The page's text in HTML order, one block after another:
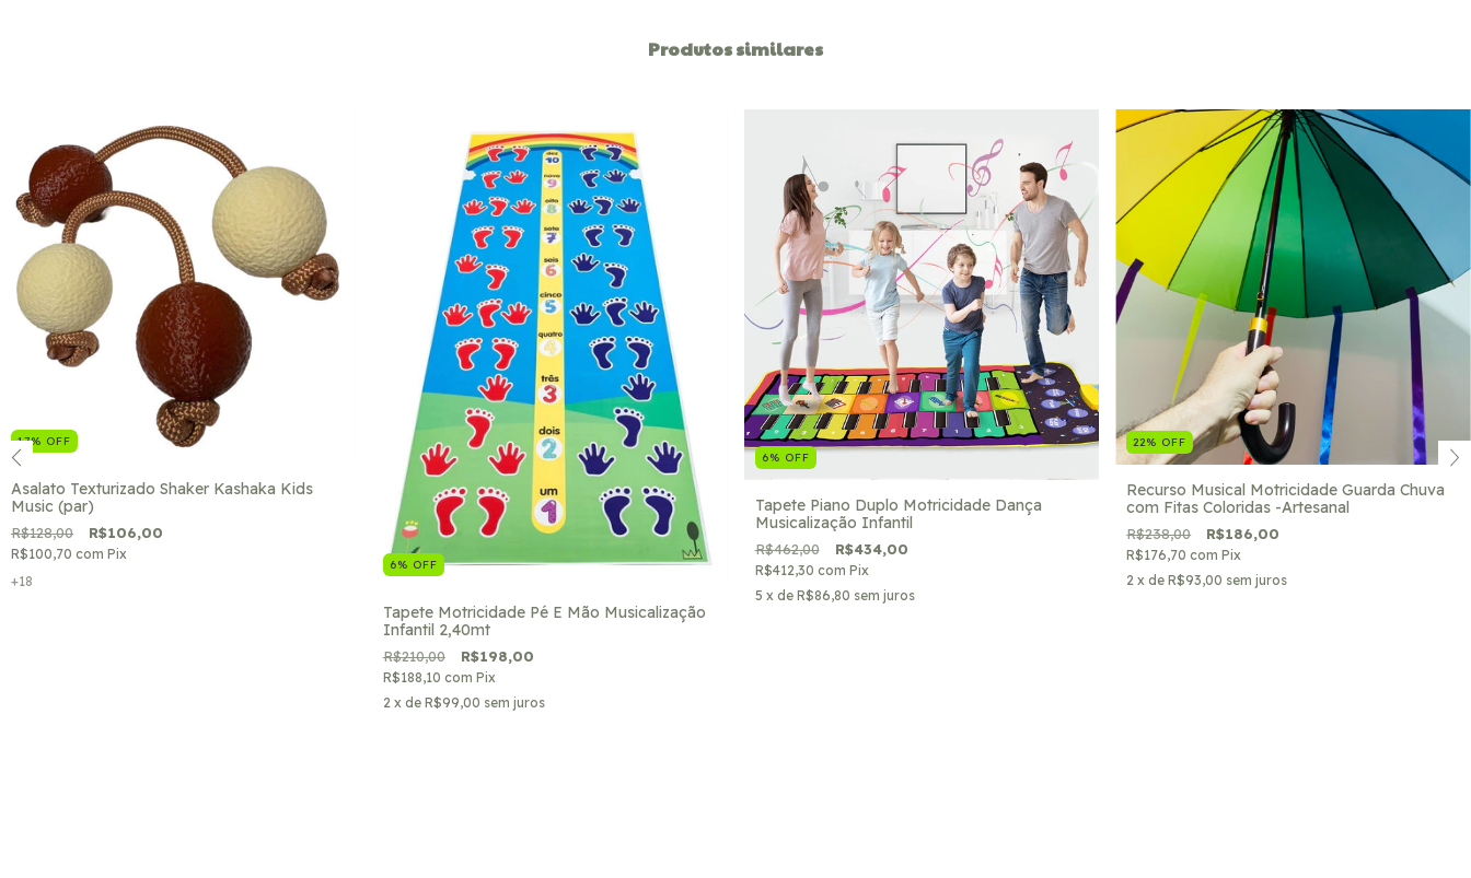
Produtos similares
17% OFF
Asalato Texturizado Shaker Kashaka Kids
Music (par)
R$128,00 R$106,00
R$100,70 com Pix
+18
6% OFF
Tapete Motricidade Pé E Mão Musicalização
Infantil 2,40mt
R$210,00 R$198,00
R$188,10 com Pix
2 x de R$99,00 sem juros
6% OFF
Tapete Piano Duplo Motricidade Dança
Musicalização Infantil
R$462,00 R$434,00
R$412,30 com Pix
5 x de R$86,80 sem juros
22% OFF
Recurso Musical Motricidade Guarda Chuva
com Fitas Coloridas -Artesanal
R$238,00 R$186,00
R$176,70com Pix
2 x deR$93,00 sem juros